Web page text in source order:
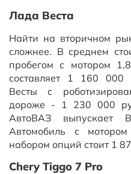
Лада Веста
Найти на вторичном
сложнее. В среднем
пробегом с мотором
составляет 1 160
Весты с
дороже - 1 230 000
АвтоВАЗ выпускает
Автомобиль с
набором опций стоит 1
Chery Tiggo 7 Pro